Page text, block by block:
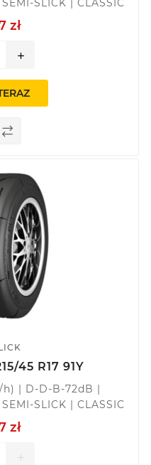
SLICK | CLASSIC
zł
add
45 R17 91Y
h) | D-D-B-72dB |
SLICK | CLASSIC
zł
add